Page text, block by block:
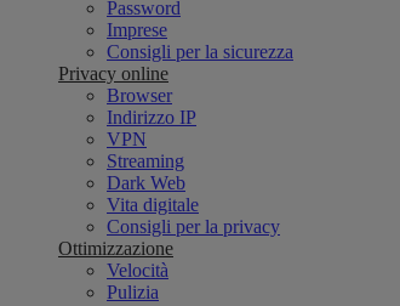
Password
Imprese
Consigli per la sicurezza
Privacy online
Browser
Indirizzo IP
VPN
Streaming
Dark Web
Vita digitale
Consigli per la privacy
Ottimizzazione
Velocità
Pulizia